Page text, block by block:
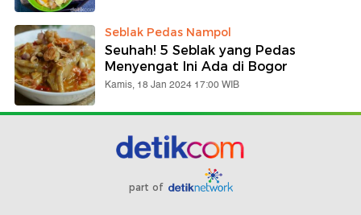
Seblak Pedas Nampol
Seuhah! 5 Seblak yang Pedas
Menyengat Ini Ada di Bogor
Kamis, 18 Jan 2024 17:00 WIB
part of